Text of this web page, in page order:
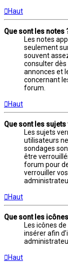
Haut
Que sont les notes
Les notes
seulement
souvent
consulter dès
annonces et
concernant
forum.
Haut
Que sont les
Les sujets
utilisateurs
sondages
être
forum pour
verrouiller
Haut
Que sont les
Les icônes
insérer afin
Haut